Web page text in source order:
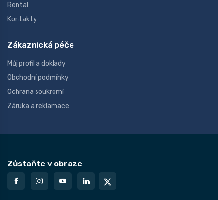
Rental
Kontakty
Zákaznická péče
Můj profil a doklady
Obchodní podmínky
Ochrana soukromí
Záruka a reklamace
Zůstaňte v obraze